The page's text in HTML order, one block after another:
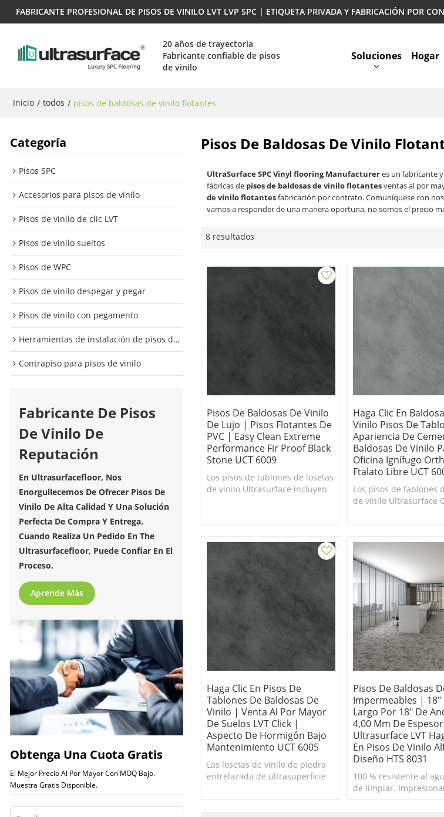
FABRICANTE PROFESIONAL DE PISOS DE VINILO LVT LVP SPC | ETIQUETA PRIVADA Y FABRICACIÓN POR
20 años de trayectoria
Fabricante confiable de pisos
de vinilo
Soluciones Hogar
Inicio / todos / pisos de baldosas de vinilo flotantes
Categoría
Pisos SPC
Accesorios para pisos de vinilo
Pisos de vinilo de clic LVT
Pisos de vinilo sueltos
Pisos de WPC
Pisos de vinilo despegar y pegar
Pisos de vinilo con pegamento
Herramientas de instalación de pisos de vinilo
Contrapiso para pisos de vinilo
Fabricante De Pisos
De Vinilo De
Reputación
En Ultrasurfacefloor, Nos
Enorgullecemos De Ofrecer Pisos De
Vinilo De Alta Calidad Y Una Solución
Perfecta De Compra Y Entrega.
Cuando Realiza Un Pedido En The
Ultrasurfacefloor, Puede Confiar En El
Proceso.
Aprende Más
Obtenga Una Cuota Gratis
El Mejor Precio Al Por Mayor Con MOQ Bajo.
Muestra Gratis Disponible.
Pisos De Baldosas De Vinilo
UltraSurface SPC Vinyl flooring Manufactureres un fabricante
fábricas de pisos de baldosas de vinilo flotantesventas al por
de vinilo flotantesfabricación por contrato. Comuníquese con
vamos a responder de una manera oportuna, no somos el precio
8 resultados
Pisos De Baldosas De Vinilo
De Lujo | Pisos Flotantes De
PVC | Easy Clean Extreme
Performance Fir Proof Black
Stone UCT 6009
Los pisos de tablones de losetas
de vinilo Ultrasurface incluyen
Haga Clic En
Vinilo Pisos De
Apariencia De
Baldosas De Vinilo
Oficina Ignífugo
Ftalato Libre UCT
Los pisos de tablones
de vinilo Ultrasurface
y las manchas
Haga Clic En Pisos De
Tablones De Baldosas De
Vinilo | Venta Al Por Mayor
De Suelos LVT Click |
Aspecto De Hormigón Bajo
Mantenimiento UCT 6005
Las losetas de vinilo de piedra
entrelazada de ultrasuperficie
Pisos De Baldosas
Impermeables | 18"
Largo Por 18" De
4,00 Mm De
Ultrasurface LVT
En Pisos De Vinilo
Diseño HTS 8031
100 % resistente al
de limpiar.